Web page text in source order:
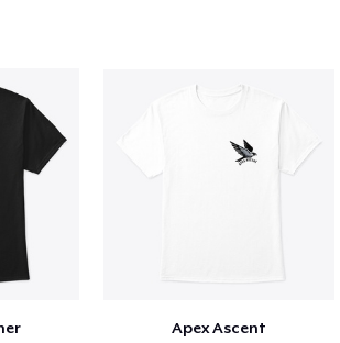
Apex Ascent